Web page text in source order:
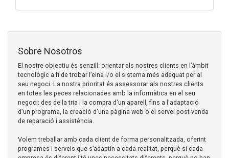
Sobre Nosotros
El nostre objectiu és senzill: orientar als nostres clients en l’àmbit
tecnològic a fi de trobar l’eina i/o el sistema més adequat per al
seu negoci. La nostra prioritat és assessorar als nostres clients
en totes les peces relacionades amb la informàtica en el seu
negoci: des de la tria i la compra d'un aparell, fins a l'adaptació
d'un programa, la creació d'una pàgina web o el servei post-venda
de reparació i assistència.
Volem treballar amb cada client de forma personalitzada, oferint
programes i serveis que s’adaptin a cada realitat, perquè si cada